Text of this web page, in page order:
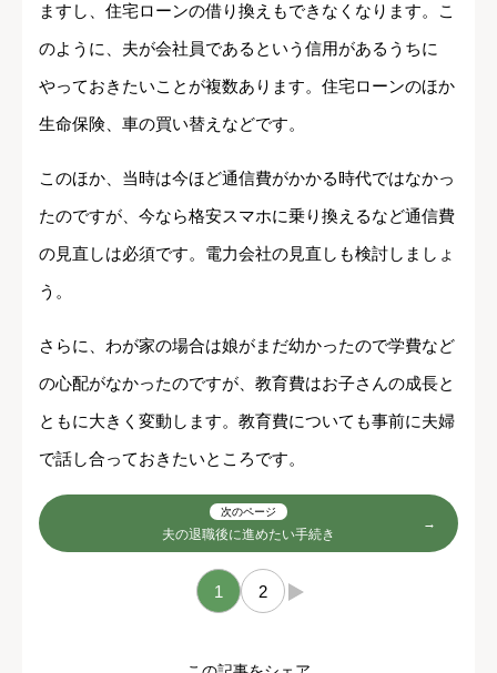
ますし、住宅ローンの借り換えもできなくなります。こ
のように、夫が会社員であるという信用があるうちに
やっておきたいことが複数あります。住宅ローンのほか
生命保険、車の買い替えなどです。
このほか、当時は今ほど通信費がかかる時代ではなかっ
たのですが、今なら格安スマホに乗り換えるなど通信費
の見直しは必須です。電力会社の見直しも検討しましょ
う。
さらに、わが家の場合は娘がまだ幼かったので学費など
の心配がなかったのですが、教育費はお子さんの成長と
ともに大きく変動します。教育費についても事前に夫婦
で話し合っておきたいところです。
次のページ
夫の退職後に進めたい手続き
1 2 →